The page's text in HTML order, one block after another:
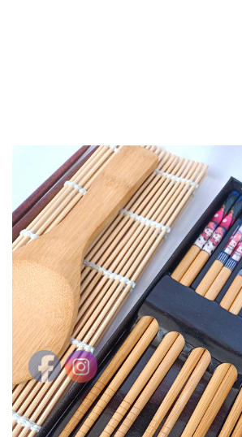
SOMBREROS